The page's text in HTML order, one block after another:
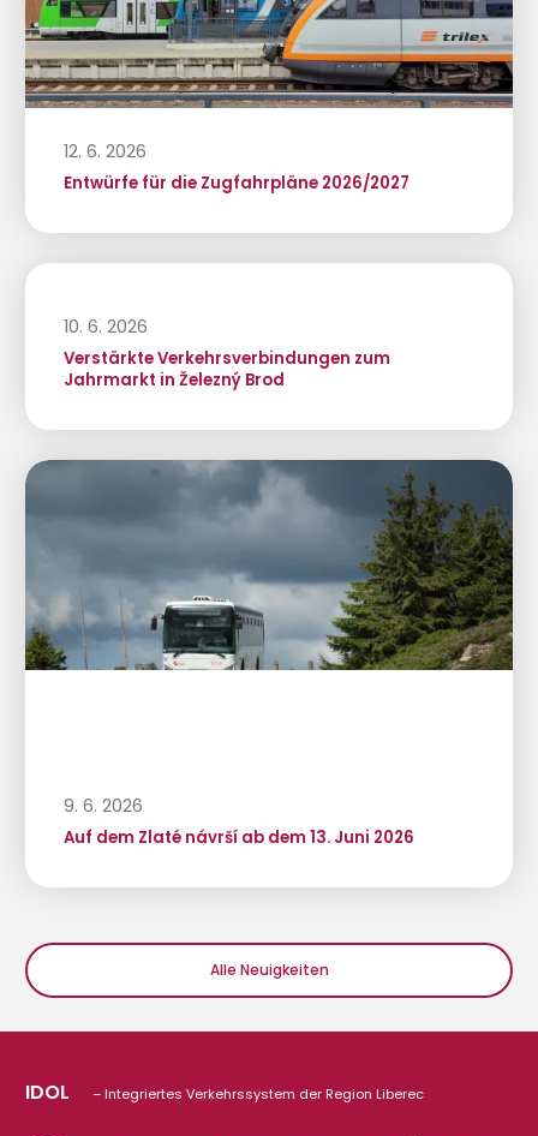
12. 6. 2026
Entwürfe für die Zugfahrpläne 2026/2027
10. 6. 2026
Verstärkte Verkehrsverbindungen zum
Jahrmarkt in Železný Brod
9. 6. 2026
Auf dem Zlaté návrší ab dem 13. Juni 2026
Alle Neuigkeiten
IDOL – Integriertes Verkehrssystem der Region Liberec